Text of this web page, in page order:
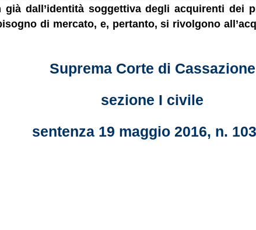
dall’identità soggettiva degli acquirenti dei
di mercato, e, pertanto, si rivolgono
Suprema Corte di Cassazione
sezione I civile
sentenza 19 maggio 2016, n.